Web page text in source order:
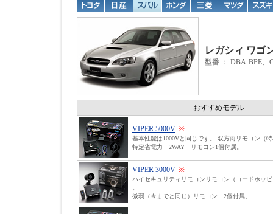
レガシィ ワゴ
型番 ： DBA-BPE、
おすすめモデル
VIPER 5000V ※
基本性能は1000Vと同じです。 双方向リモコン（
特定省電力 2WAY リモコン1個付属。
VIPER 3000V ※
ハイセキュリティリモコンリモコン（コードホッ
微弱（今までと同じ）リモコン 2個付属。